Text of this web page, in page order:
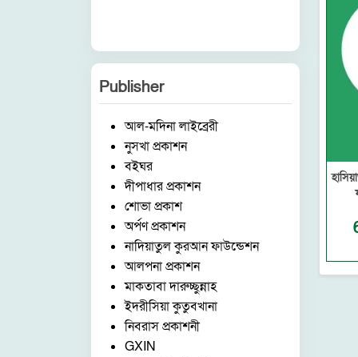
Publisher
আল-মদিনা লাইব্রেরী
নুসখা প্রকাশন
বইঘর
দীপাধার প্রকাশন
শোভা প্রকাশ
অর্পণ প্রকাশন
নাদিয়াতুল কুরআন ফাউন্ডেশন
আলপনা প্রকাশন
মাকতাবা দারুচ্ছুন্নাহ
ইদরীসিয়া কুতুবখানা
নিবরাস প্রকাশনী
GXIN